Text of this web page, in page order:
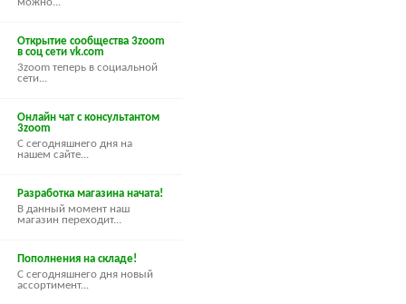
Открытие сообщества 3zoom
в соц сети vk.com
3zoom теперь в социальной
сети...
Онлайн чат с консультантом
3zoom
С сегодняшнего дня на
нашем сайте...
Разработка магазина начата!
В данный момент наш
магазин переходит...
Пополнения на складе!
С сегодняшнего дня новый
ассортимент...